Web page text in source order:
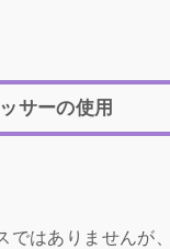
サーの使用
ではありませんが